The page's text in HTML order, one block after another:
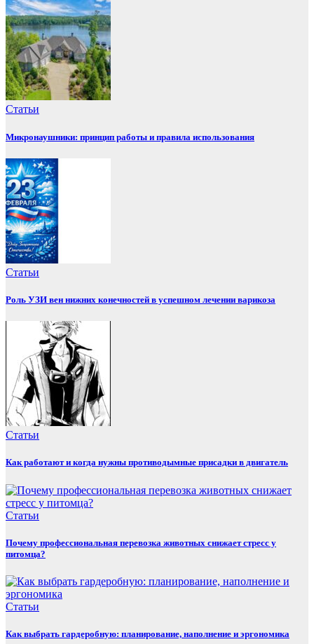
Статьи
Микронаушники: принцип работы и правила использования
Статьи
Роль УЗИ вен нижних конечностей в успешном лечении варикоза
Статьи
Как работают и когда нужны противодымные присадки в двигатель
Статьи
Почему профессиональная перевозка животных снижает стресс у
питомца?
Статьи
Как выбрать гардеробную: планирование, наполнение и эргономика